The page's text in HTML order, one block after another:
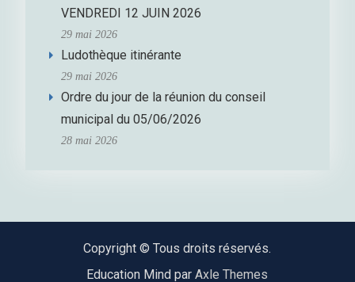
VENDREDI 12 JUIN 2026
29 mai 2026
Ludothèque itinérante
29 mai 2026
Ordre du jour de la réunion du conseil
municipal du 05/06/2026
28 mai 2026
Copyright © Tous droits réservés.
Education Mind parAxle Themes